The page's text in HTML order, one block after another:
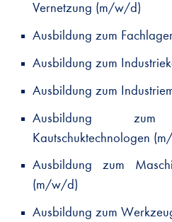
Vernetzung (m/w/d)
Ausbildung zum
Ausbildung zum
Ausbildung zum
Ausbildung
Kautschuktechnologen
Ausbildung zum
(m/w/d)
Ausbildung zum